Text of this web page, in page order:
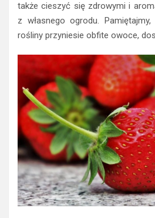
także cieszyć się zdrowymi i
z własnego ogrodu.
rośliny przyniesie obfite owoce,